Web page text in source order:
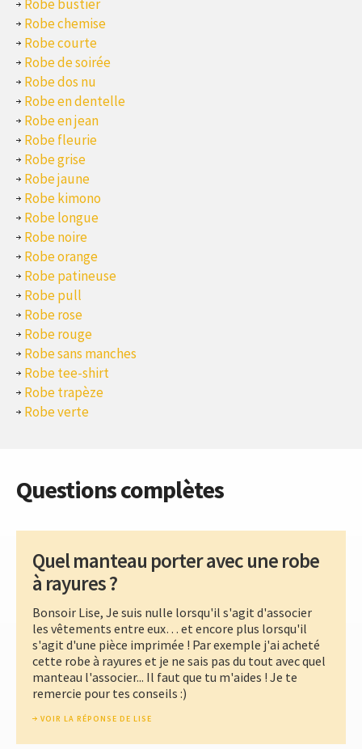
Robe bustier
Robe chemise
Robe courte
Robe de soirée
Robe dos nu
Robe en dentelle
Robe en jean
Robe fleurie
Robe grise
Robe jaune
Robe kimono
Robe longue
Robe noire
Robe orange
Robe patineuse
Robe pull
Robe rose
Robe rouge
Robe sans manches
Robe tee-shirt
Robe trapèze
Robe verte
Questions complètes
Quel manteau porter avec une robe
à rayures ?
Bonsoir Lise, Je suis nulle lorsqu'il s'agit d'associer
les vêtements entre eux… et encore plus lorsqu'il
s'agit d'une pièce imprimée ! Par exemple j'ai acheté
cette robe à rayures et je ne sais pas du tout avec quel
manteau l'associer... Il faut que tu m'aides ! Je te
remercie pour tes conseils :)
VOIR LA RÉPONSE DE LISE